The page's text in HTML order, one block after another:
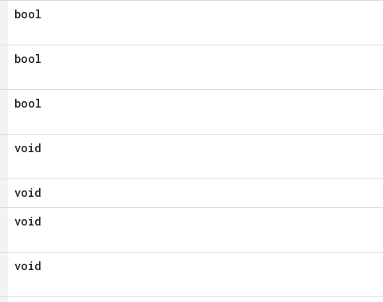
bool
bool
bool
void
void
void
void